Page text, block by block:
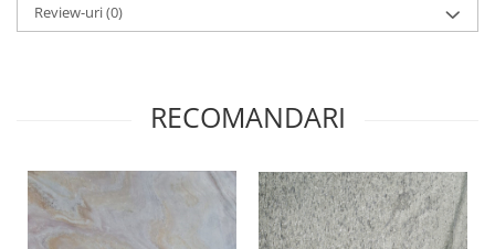
Review-uri(0)
RECOMANDARI